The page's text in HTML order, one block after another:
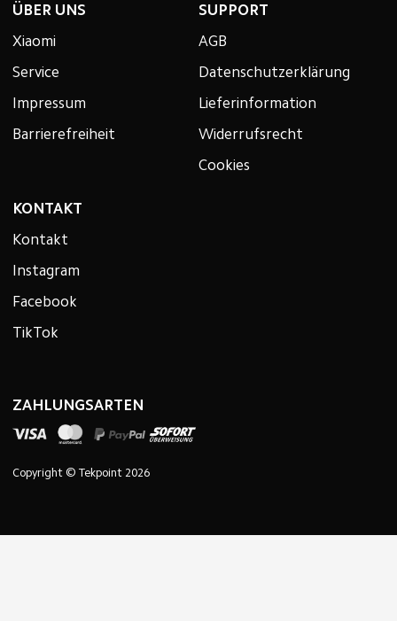
ÜBER UNS
Xiaomi
Service
Impressum
Barrierefreiheit
SUPPORT
AGB
Datenschutzerklärung
Lieferinformation
Widerrufsrecht
Cookies
KONTAKT
Kontakt
Instagram
Facebook
TikTok
ZAHLUNGSARTEN
Copyright © Tekpoint 2026